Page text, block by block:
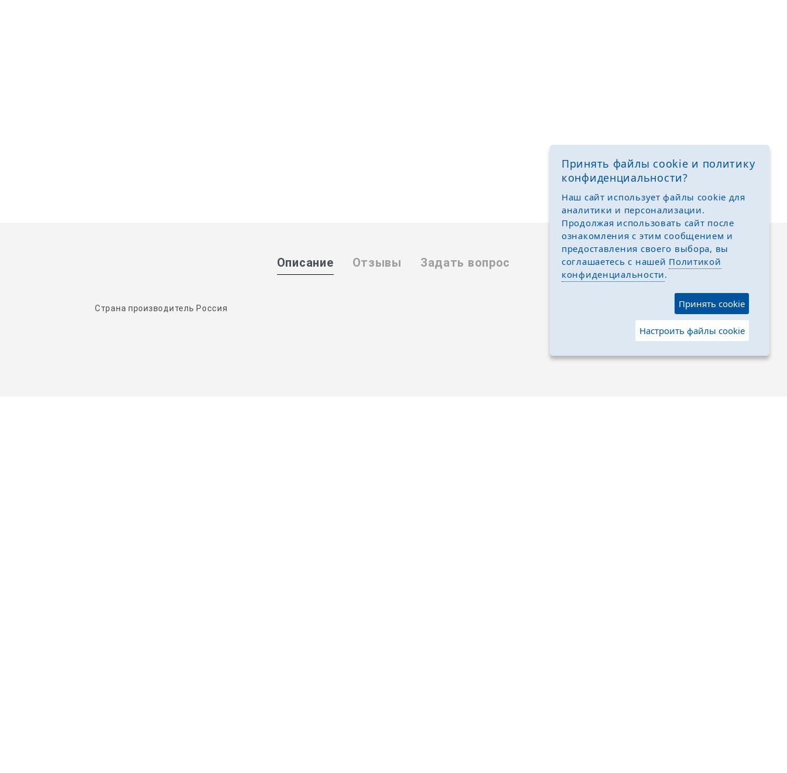
Описание Отзывы Задать вопрос
Страна производитель Россия
Принять файлы cookie и политику
конфиденциальности?
Наш сайт использует файлы cookie для
аналитики и персонализации.
Продолжая использовать сайт после
ознакомления с этим сообщением и
предоставления своего выбора, вы
соглашаетесь с нашей Политикой
конфиденциальности.
Принять cookie
Настроить файлы cookie